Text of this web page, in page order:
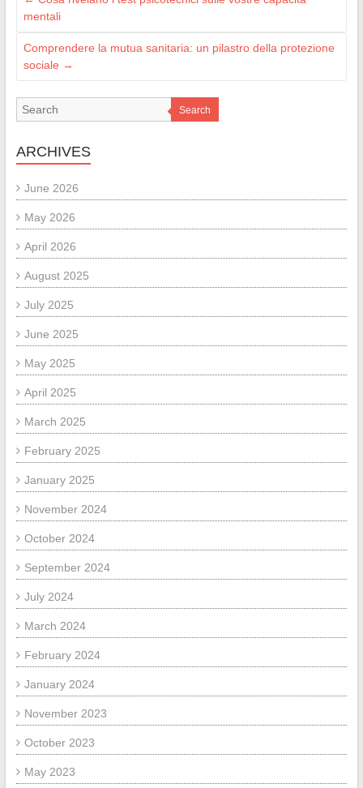
mentali
Comprendere la mutua sanitaria: un pilastro della protezione
sociale →
Search
ARCHIVES
June 2026
May 2026
April 2026
August 2025
July 2025
June 2025
May 2025
April 2025
March 2025
February 2025
January 2025
November 2024
October 2024
September 2024
July 2024
March 2024
February 2024
January 2024
November 2023
October 2023
May 2023